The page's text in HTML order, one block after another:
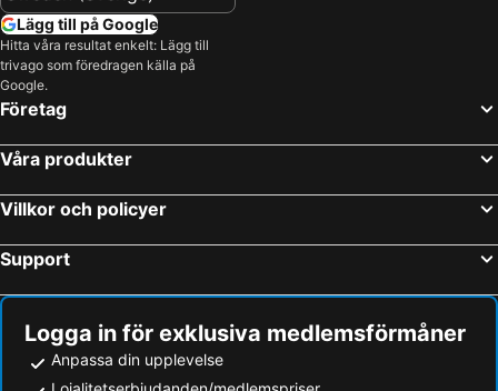
Lägg till på Google
Hitta våra resultat enkelt: Lägg till
trivago som föredragen källa på
Google.
Företag
Våra produkter
Villkor och policyer
Support
Logga in för exklusiva medlemsförmåner
Anpassa din upplevelse